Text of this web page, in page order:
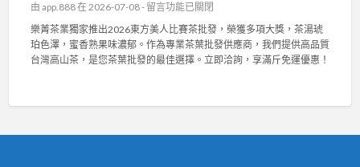
適
用
，
輕
洗
機
能
布
與
高
0
2
6
台
茶
由 app.888在 2026-07-08 - 在
〈
樂
菁
茶
留言功能已關閉
樂菁茶業獨家推出2026東方美人比賽茶批發，榮獲多項大獎，茶湯琥
珀色澤，蜜香熟果味濃郁。作為專業茶葉批發供應商，我們提供高品質
台灣高山茶，是您茶葉批發的最佳選擇。立即洽詢，享滿斤免運優惠！